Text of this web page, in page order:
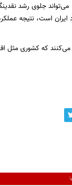
جلوی رشد
ایران است، نتیجه
می‌کنند که کشوری مثل